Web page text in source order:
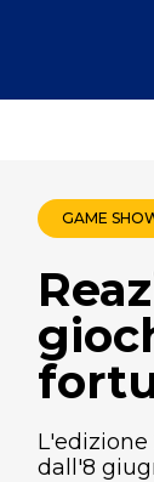
GAME
dall'8